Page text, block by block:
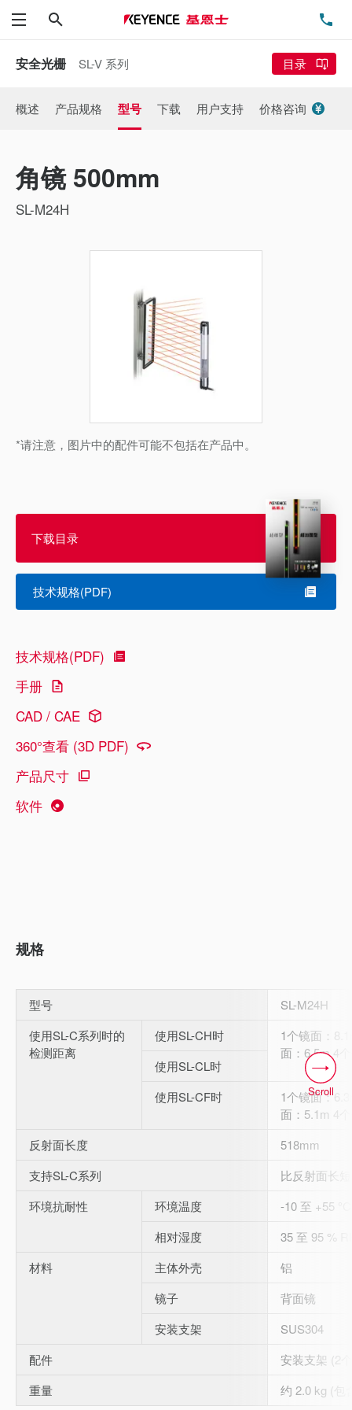
菜单
安全光栅 SL-V 系列 目录
概述 产品规格 型号 下载 用户支持 价格咨询
角镜 500mm
SL-M24H
*请注意，图片中的配件可能不包括在产品中。
下载目录
技术规格(PDF)
技术规格(PDF)
手册
CAD / CAE
360°查看 (3D PDF)
产品尺寸
软件
规格
型号
SL-M24H
使用SL-C系列时的
检测距离
使用SL-CH时
1个镜面：
面：6.5m 4
使用SL-CL时
使用SL-CF时
1个镜面：
面：5.1m 4
反射面长度
518mm
支持SL-C系列
比反射面长
环境抗耐性
环境温度
-10 至 +55
相对湿度
35 至 95 %
材料
主体外壳
铝
镜子
背面镜
安装支架
SUS304
配件
安装支架 (2
重量
约 2.0 kg (包
Scroll